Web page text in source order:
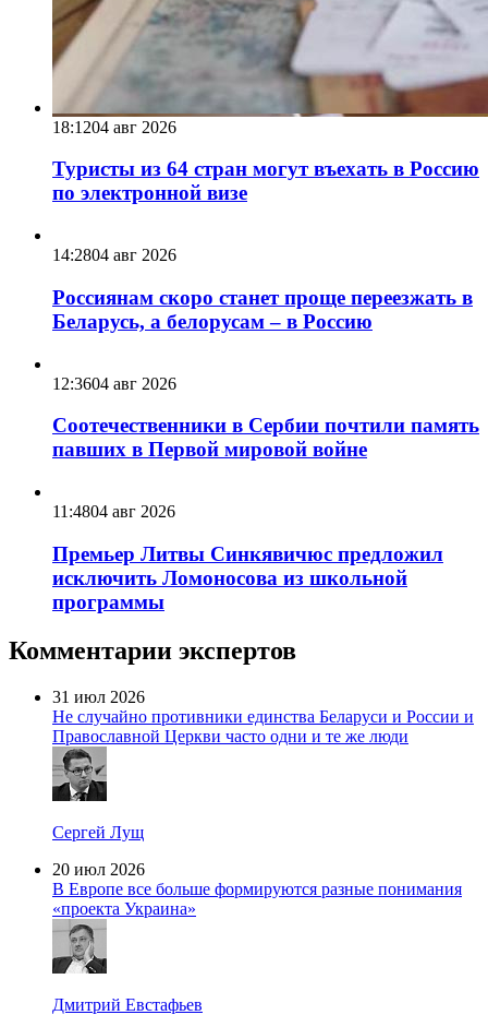
18:1204 авг 2026
Туристы из 64 стран могут въехать в Россию
по электронной визе
14:2804 авг 2026
Россиянам скоро станет проще переезжать в
Беларусь, а белорусам – в Россию
12:3604 авг 2026
Соотечественники в Сербии почтили память
павших в Первой мировой войне
11:4804 авг 2026
Премьер Литвы Синкявичюс предложил
исключить Ломоносова из школьной
программы
Комментарии экспертов
31 июл 2026
Не случайно противники единства Беларуси и России и
Православной Церкви часто одни и те же люди
Сергей Лущ
20 июл 2026
В Европе все больше формируются разные понимания
«проекта Украина»
Дмитрий Евстафьев